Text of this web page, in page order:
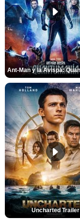
Uncharted Trailer